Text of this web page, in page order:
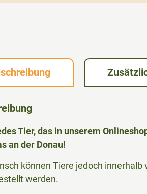
Tier, das in unserem
an der Donau!
können Tiere jedoch innerhalb
werden.